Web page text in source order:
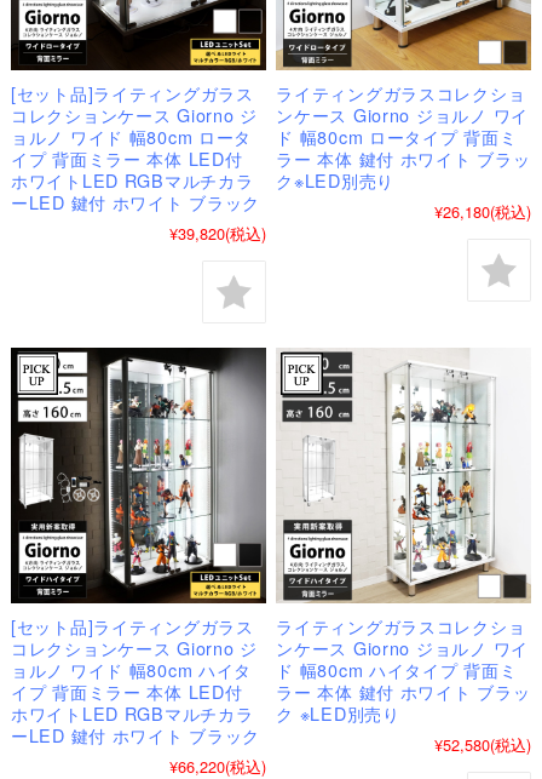
[セット品]ライティングガラス
コレクションケース Giorno ジ
ョルノ ワイド 幅80cm ロータ
イプ 背面ミラー 本体 LED付
ホワイトLED RGBマルチカラ
ーLED 鍵付 ホワイト ブラック
¥39,820(税込)
ライティングガラスコレクショ
ンケース Giorno ジョルノ ワイ
ド 幅80cm ロータイプ 背面ミ
ラー 本体 鍵付 ホワイト ブラッ
ク※LED別売り
¥26,180(税込)
[セット品]ライティングガラス
コレクションケース Giorno ジ
ョルノ ワイド 幅80cm ハイタ
イプ 背面ミラー 本体 LED付
ホワイトLED RGBマルチカラ
ーLED 鍵付 ホワイト ブラック
¥66,220(税込)
ライティングガラスコレクショ
ンケース Giorno ジョルノ ワイ
ド 幅80cm ハイタイプ 背面ミ
ラー 本体 鍵付 ホワイト ブラッ
ク ※LED別売り
¥52,580(税込)